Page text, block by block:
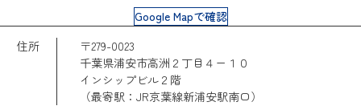
Google Mapで確認
住所
〒279-0023
千葉県浦安市高洲２丁目４ー１０
インシップビル２階
（最寄駅：JR京葉線新浦安駅南口）